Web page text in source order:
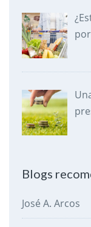
Blogs
José A. Arcos